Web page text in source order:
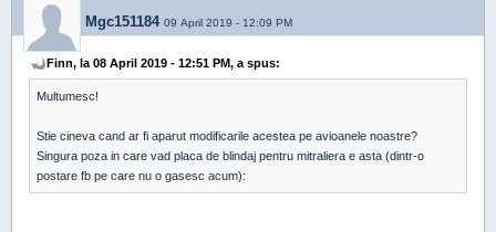
Mgc151184 09 April 2019 - 12:09 PM
Finn, la 08 April 2019 - 12:51 PM, a spus:
Multumesc!
Stie cineva cand ar fi aparut modificarile acestea pe avioanele noastre?
Singura poza in care vad placa de blindaj pentru mitraliera e asta (dintr-o
postare fb pe care nu o gasesc acum):